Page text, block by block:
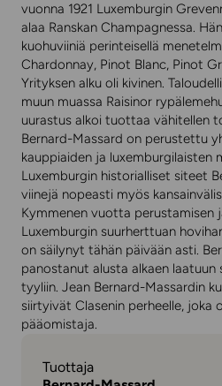
vuonna 1921 Luxemburgin
alaa Ranskan Champagnessa.
kuohuviiniä perinteisellä
Chardonnay, Pinot Blanc, Pinot
Yrityksen alku oli kivinen.
muun muassa Raisinor
uurastus alkoi tuottaa vähitellen
Bernard-Massard on perustettu
kauppiaiden ja luxemburgilaisten
Luxemburgin historialliset siteet
viinejä nopeasti myös
Kymmenen vuotta perustamisen
Luxemburgin suurherttuan
on säilynyt tähän päivään asti.
panostanut alusta alkaen
tyyliin. Jean Bernard-Massardin
siirtyivät Clasenin perheelle, joka
pääomistaja.
Tuottaja